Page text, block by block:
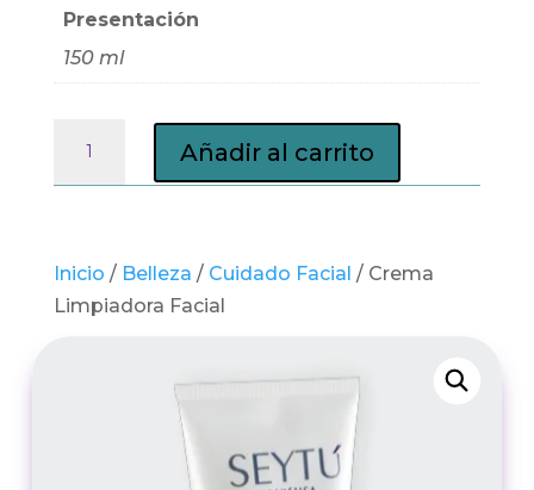
Presentación
150 ml
Añadir al carrito
Inicio / Belleza / Cuidado Facial / Crema
Limpiadora Facial